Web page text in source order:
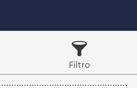
Filtro